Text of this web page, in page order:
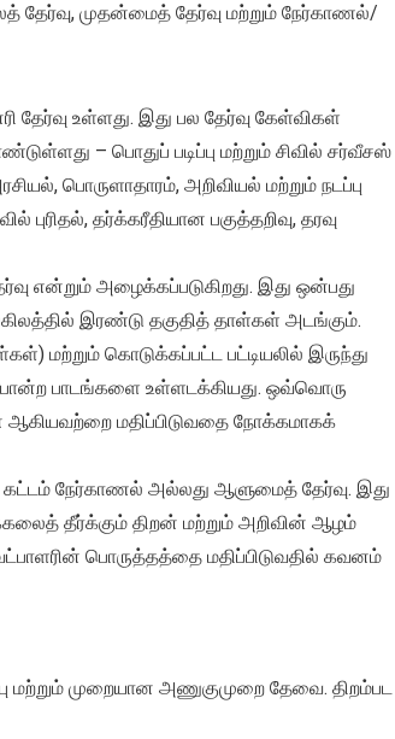
தேர்வு, முதன்மைத் தேர்வு மற்றும் நேர்காணல்/
தேர்வு உள்ளது. இது பல தேர்வு கேள்விகள்
– பொதுப் படிப்பு மற்றும் சிவில் சர்வீசஸ்
பொருளாதாரம், அறிவியல் மற்றும் நடப்பு
புரிதல், தர்க்கரீதியான பகுத்தறிவு, தரவு
என்றும் அழைக்கப்படுகிறது. இது ஒன்பது
இரண்டு தகுதித் தாள்கள் அடங்கும்.
மற்றும் கொடுக்கப்பட்ட பட்டியலில் இருந்து
பாடங்களை உள்ளடக்கியது. ஒவ்வொரு
ஆகியவற்றை மதிப்பிடுவதை நோக்கமாகக்
கட்டம் நேர்காணல் அல்லது ஆளுமைத் தேர்வு. இது
தீர்க்கும் திறன் மற்றும் அறிவின் ஆழம்
பொருத்தத்தை மதிப்பிடுவதில் கவனம்
மற்றும் முறையான அணுகுமுறை தேவை. திறம்பட